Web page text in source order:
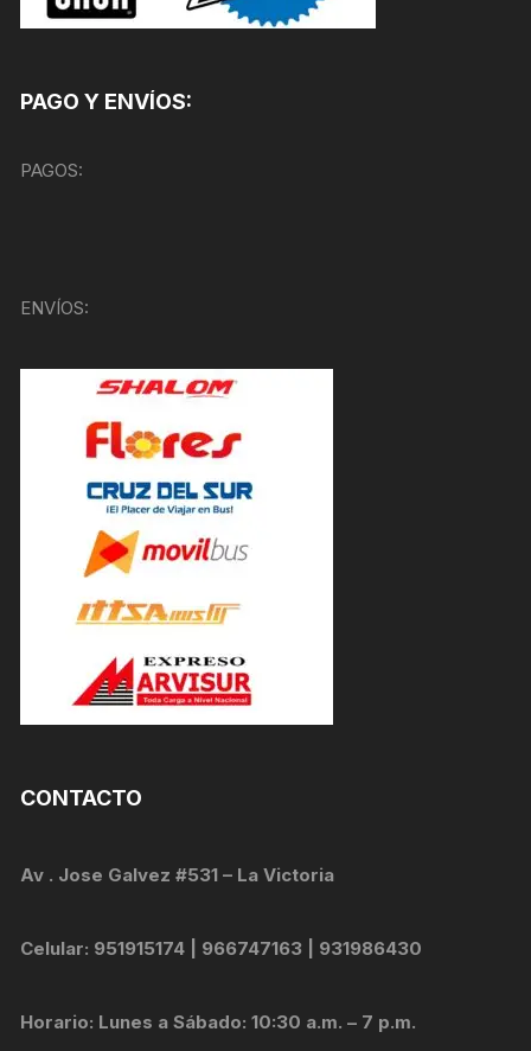
PAGO Y ENVÍOS:
PAGOS:
ENVÍOS:
CONTACTO
Av . Jose Galvez #531 – La Victoria
Celular: 951915174 | 966747163 | 931986430
Horario: Lunes a Sábado: 10:30 a.m. – 7 p.m.